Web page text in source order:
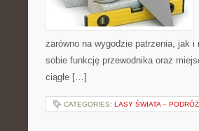
zarówno na wygodzie patrzenia, jak i
sobie funkcję przewodnika oraz
ciągłe […]
CATEGORIES: LASY ŚWIATA –